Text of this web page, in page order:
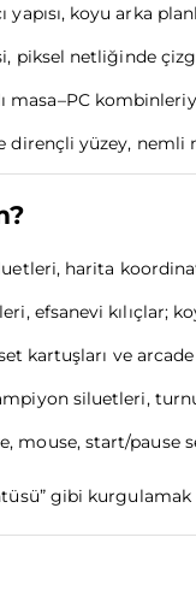
yapısı, koyu arka
piksel netliğinde
masa–PC
dirençli yüzey,
harita
efsanevi kılıçlar;
kartuşları ve
siluetleri,
mouse, start/pause
gibi